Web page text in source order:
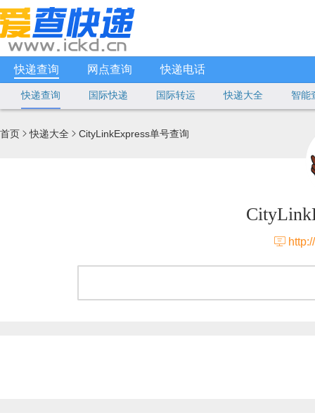
快递查询 网点查询 快递电话
快递查询 国际快递 国际转运 快递大全 智能
首页 快递大全  CityLinkExpress单号查询
 http://